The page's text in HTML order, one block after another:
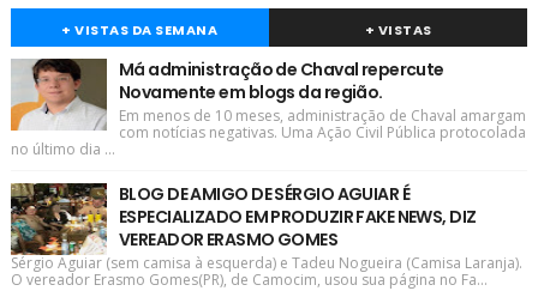
+ VISTAS DA SEMANA + VISTAS
Má administração de Chaval repercute
Novamente em blogs da região.
Em menos de 10 meses, administração de Chaval amargam
com notícias negativas. Uma Ação Civil Pública protocolada
no último dia ...
BLOG DE AMIGO DE SÉRGIO AGUIAR É
ESPECIALIZADO EM PRODUZIR FAKE NEWS, DIZ
VEREADOR ERASMO GOMES
Sérgio Aguiar (sem camisa à esquerda) e Tadeu Nogueira (Camisa Laranja).
O vereador Erasmo Gomes(PR), de Camocim, usou sua página no Fa...